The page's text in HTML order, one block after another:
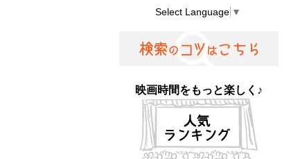
Select Language ▼
映画時間をもっと楽しく♪